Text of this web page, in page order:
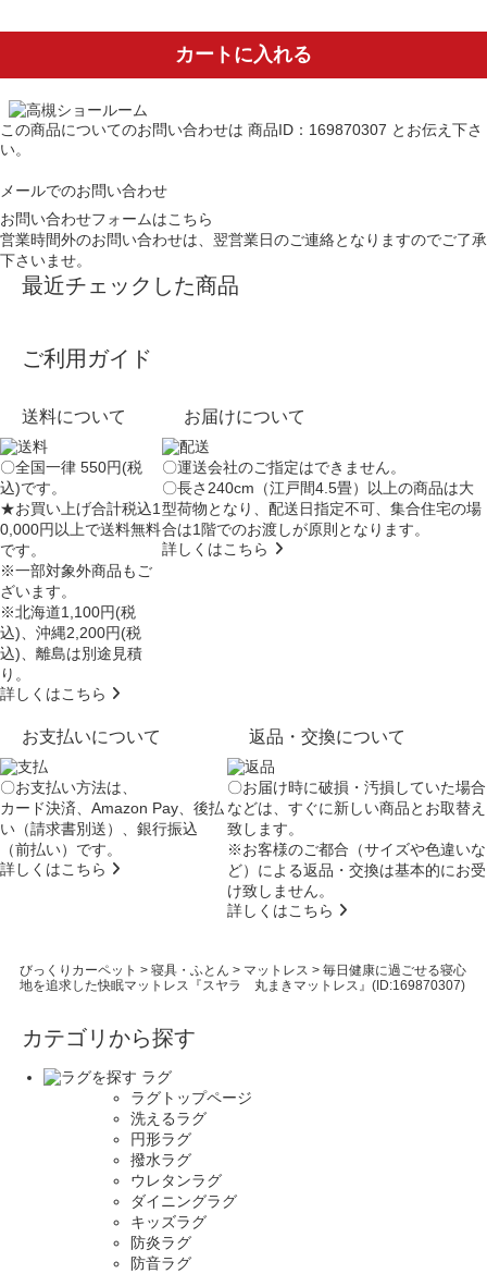
カートに入れる
この商品についてのお問い合わせは 商品ID：169870307 とお伝え下さ
い。
メールでのお問い合わせ
お問い合わせフォームはこちら
営業時間外のお問い合わせは、翌営業日のご連絡となりますのでご了承
下さいませ。
最近チェックした商品
ご利用ガイド
送料について
〇全国一律 550円(税
込)です。
★お買い上げ合計税込1
0,000円以上で送料無料
です。
※一部対象外商品もご
ざいます。
※北海道1,100円(税
込)、沖縄2,200円(税
込)、離島は別途見積
り。
詳しくはこちら
お届けについて
〇運送会社のご指定はできません。
〇長さ240cm（江戸間4.5畳）以上の商品は大
型荷物となり、配送日指定不可、集合住宅の場
合は1階でのお渡しが原則となります。
詳しくはこちら
お支払いについて
〇お支払い方法は、
カード決済、Amazon Pay、後払
い（請求書別送）、銀行振込
（前払い）です。
詳しくはこちら
返品・交換について
〇お届け時に破損・汚損していた場合
などは、すぐに新しい商品とお取替え
致します。
※お客様のご都合（サイズや色違いな
ど）による返品・交換は基本的にお受
け致しません。
詳しくはこちら
びっくりカーペット > 寝具・ふとん > マットレス > 毎日健康に過ごせる寝心
地を追求した快眠マットレス『スヤラ 丸まきマットレス』(ID:169870307)
カテゴリから探す
ラグ
ラグトップページ
洗えるラグ
円形ラグ
撥水ラグ
ウレタンラグ
ダイニングラグ
キッズラグ
防炎ラグ
防音ラグ